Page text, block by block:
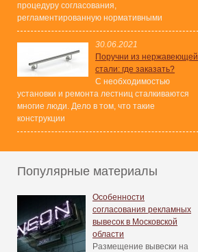
процедуру согласования,
регламентированную нормативными
30.06.2021
Поручни из нержавеющей
стали: где заказать?
С необходимостью
установки и ремонта лестниц сталкиваются
многие люди. Дело в том, что такие
конструкции
Популярные материалы
Особенности
согласования рекламных
вывесок в Московской
области
Размещение вывески на